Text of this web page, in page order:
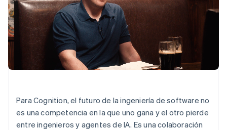
Para Cognition, el futuro de la ingeniería de software no
es una competencia en la que uno gana y el otro pierde
entre ingenieros y agentes de IA. Es una colaboración